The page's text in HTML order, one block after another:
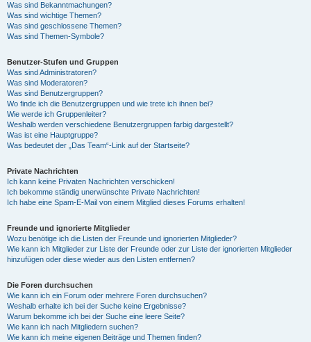
Was sind Bekanntmachungen?
Was sind wichtige Themen?
Was sind geschlossene Themen?
Was sind Themen-Symbole?
Benutzer-Stufen und Gruppen
Was sind Administratoren?
Was sind Moderatoren?
Was sind Benutzergruppen?
Wo finde ich die Benutzergruppen und wie trete ich ihnen bei?
Wie werde ich Gruppenleiter?
Weshalb werden verschiedene Benutzergruppen farbig dargestellt?
Was ist eine Hauptgruppe?
Was bedeutet der „Das Team“-Link auf der Startseite?
Private Nachrichten
Ich kann keine Privaten Nachrichten verschicken!
Ich bekomme ständig unerwünschte Private Nachrichten!
Ich habe eine Spam-E-Mail von einem Mitglied dieses Forums erhalten!
Freunde und ignorierte Mitglieder
Wozu benötige ich die Listen der Freunde und ignorierten Mitglieder?
Wie kann ich Mitglieder zur Liste der Freunde oder zur Liste der ignorierten Mitglieder
hinzufügen oder diese wieder aus den Listen entfernen?
Die Foren durchsuchen
Wie kann ich ein Forum oder mehrere Foren durchsuchen?
Weshalb erhalte ich bei der Suche keine Ergebnisse?
Warum bekomme ich bei der Suche eine leere Seite?
Wie kann ich nach Mitgliedern suchen?
Wie kann ich meine eigenen Beiträge und Themen finden?